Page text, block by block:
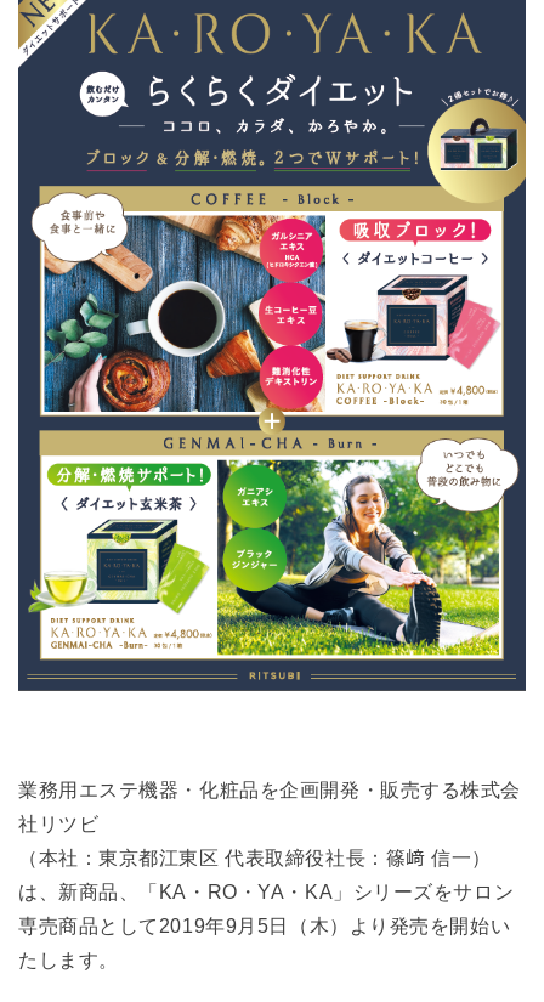
業務用エステ機器・化粧品を企画開発・販売する株式会
社リツビ
（本社：東京都江東区 代表取締役社長：篠﨑 信一）
は、新商品、「KA・RO・YA・KA」シリーズをサロン
専売商品として2019年9月5日（木）より発売を開始い
たします。